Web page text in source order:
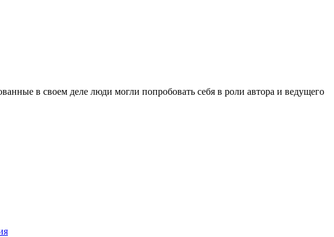
в своем деле люди могли попробовать себя в роли автора и ведущего